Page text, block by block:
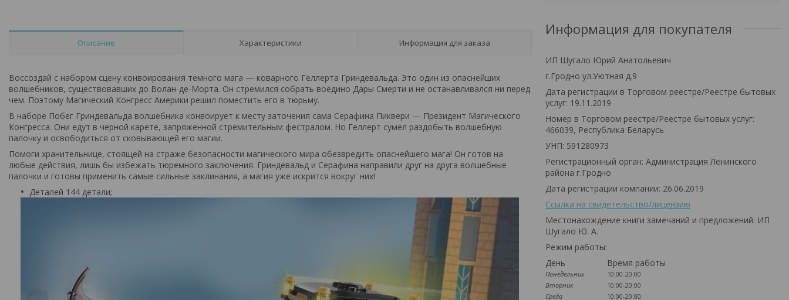
Описание Характеристики Информация для заказа
Воссоздай с набором сцену конвоирования темного мага — коварного Геллерта Гриндевальда. Это один из опаснейших
волшебников, существовавших до Волан-де-Морта. Он стремился собрать воедино Дары Смерти и не останавливался ни перед
чем. Поэтому Магический Конгресс Америки решил поместить его в тюрьму.
В наборе Побег Гриндевальда волшебника конвоирует к месту заточения сама Серафина Пиквери — Президент Магического
Конгресса. Они едут в черной карете, запряженной стремительным фестралом. Но Геллерт сумел раздобыть волшебную
палочку и освободиться от сковывающей его магии.
Помоги хранительнице, стоящей на страже безопасности магического мира обезвредить опаснейшего мага! Он готов на
любые действия, лишь бы избежать тюремного заключения. Гриндевальд и Серафина направили друг на друга волшебные
палочки и готовы применить самые сильные заклинания, а магия уже искрится вокруг них!
Деталей 144 детали;
Информация для покупателя
ИП Шугало Юрий Анатольевич
г.Гродно ул.Уютная д.9
Дата регистрации в Торговом реестре/Реестре бытовых
услуг: 19.11.2019
Номер в Торговом реестре/Реестре бытовых услуг:
466039, Республика Беларусь
УНП: 591280973
Регистрационный орган: Администрация Ленинского
района г.Гродно
Дата регистрации компании: 26.06.2019
Ссылка на свидетельство/лицензию
Местонахождение книги замечаний и предложений: ИП
Шугало Ю. А.
Режим работы:
День
Время работы
Понедельник
10:00-20:00
Вторник
10:00-20:00
Среда
10:00-20:00